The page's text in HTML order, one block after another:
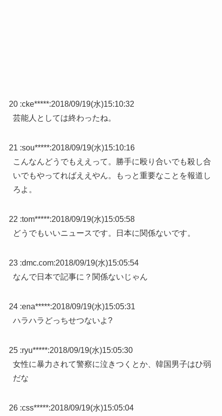
20 :cke*****:2018/09/19(水)15:10:32
芸能人としては終わったね。
21 :sou*****:2018/09/19(水)15:10:16
こんなんどうでもええって。勝手に殴り合いでも殺し合
いでもやってればええやん。もっと重要なことを報道し
ろよ。
22 :tom*****:2018/09/19(水)15:05:58
どうでもいいニュースです。日本に関係ないです。
23 :dmc.com:2018/09/19(水)15:05:54
なんで日本で記事に？関係ないじゃん
24 :ena*****:2018/09/19(水)15:05:31
ハラハラどっちせつないよ?
25 :ryu*****:2018/09/19(水)15:05:30
女性に暴力されて警察に泣きつくとか、韓国男子はひ弱
だな
26 :css*****:2018/09/19(水)15:05:04